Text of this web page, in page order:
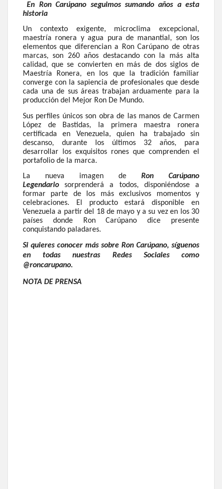
En Ron Carúpano seguimos sumando años a esta
historia
Un contexto exigente, microclima excepcional,
maestría ronera y agua pura de manantial, son los
elementos que diferencian a Ron Carúpano de otras
marcas, son 260 años destacando con la más alta
calidad, que se convierten en más de dos siglos de
Maestría Ronera, en los que la tradición familiar
converge con la sapiencia de profesionales que desde
cada una de sus áreas trabajan arduamente para la
producción del Mejor Ron De Mundo.
Sus perfiles únicos son obra de las manos de Carmen
López de Bastidas, la primera maestra ronera
certificada en Venezuela, quien ha trabajado sin
descanso, durante los últimos 32 años, para
desarrollar los exquisitos rones que comprenden el
portafolio de la marca.
La nueva imagen de Ron Carúpano
Legendario sorprenderá a todos, disponiéndose a
formar parte de los más exclusivos momentos y
celebraciones. El producto estará disponible en
Venezuela a partir del 18 de mayo y a su vez en los 30
países donde Ron Carúpano dice presente
conquistando paladares.
Si quieres conocer más sobre Ron Carúpano, síguenos
en todas nuestras Redes Sociales como
@roncarupano.
NOTA DE PRENSA